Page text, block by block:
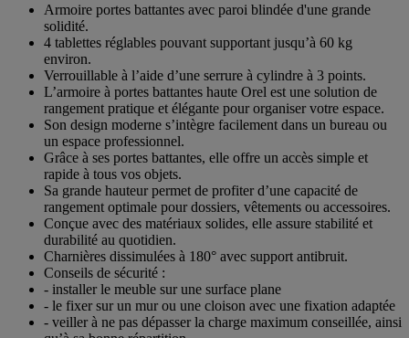
Armoire portes battantes avec paroi blindée d'une grande
solidité.
4 tablettes réglables pouvant supportant jusqu’à 60 kg
environ.
Verrouillable à l’aide d’une serrure à cylindre à 3 points.
L’armoire à portes battantes haute Orel est une solution de
rangement pratique et élégante pour organiser votre espace.
Son design moderne s’intègre facilement dans un bureau ou
un espace professionnel.
Grâce à ses portes battantes, elle offre un accès simple et
rapide à tous vos objets.
Sa grande hauteur permet de profiter d’une capacité de
rangement optimale pour dossiers, vêtements ou accessoires.
Conçue avec des matériaux solides, elle assure stabilité et
durabilité au quotidien.
Charnières dissimulées à 180° avec support antibruit.
Conseils de sécurité :
- installer le meuble sur une surface plane
- le fixer sur un mur ou une cloison avec une fixation adaptée
- veiller à ne pas dépasser la charge maximum conseillée, ainsi